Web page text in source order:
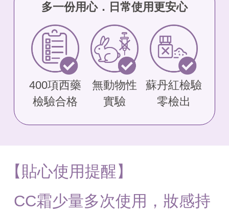
多一份用心．日常使用更安心
400項西藥
檢驗合格
無動物性
實驗
蘇丹紅檢驗
零檢出
【貼心使用提醒】
CC霜少量多次使用，妝感持